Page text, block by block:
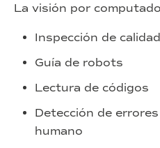
La visión por
Inspección de calidad
Guía de robots
Lectura de códigos
Detección de
humano